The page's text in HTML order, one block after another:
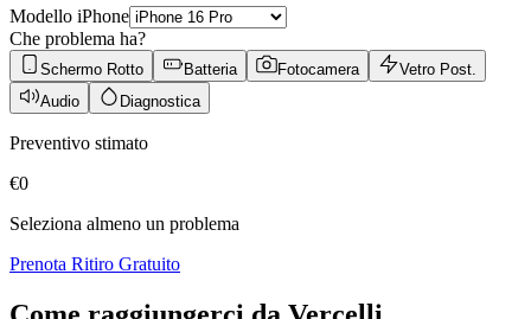
Modello iPhone
Che problema ha?
Schermo Rotto Batteria Fotocamera
Vetro Post.
Audio
Diagnostica
Preventivo stimato
€0
Seleziona almeno un problema
Prenota Ritiro Gratuito